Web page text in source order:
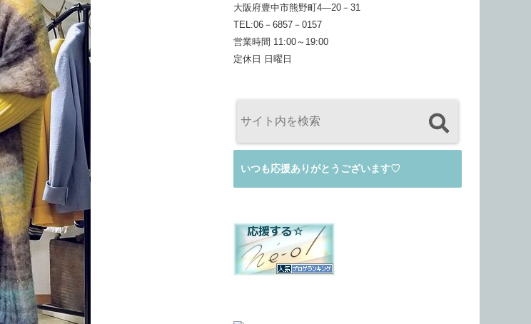
大阪府豊中市熊野町4―20－31
TEL:06－6857－0157
営業時間 11:00～19:00
定休日 日曜日
いつも応援ありがとうございます♡